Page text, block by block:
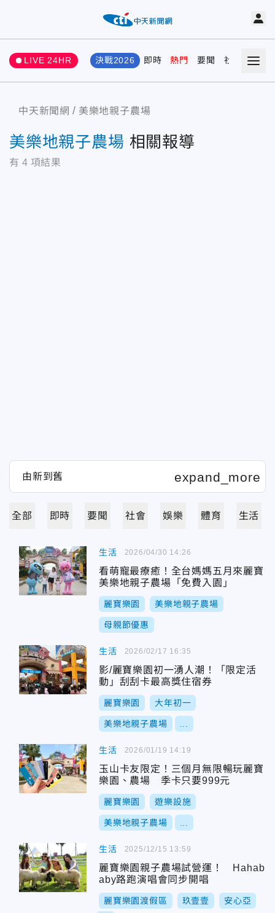
LIVE 24HR 決戰2026 即時 熱門 要聞 社會 娛樂
中天新聞網 美樂地親子農場
美樂地親子農場 相關報導
有 4 項結果
全部 即時 要聞 社會 娛樂 體育 生活
生活
看萌寵最療癒！全台媽媽五月來麗寶
美樂地親子農場「免費入園」
麗寶樂園 美樂地親子農場
母親節優惠
2026/04/30 14:26
生活
影/麗寶樂園初一湧人潮！「限定活
動」刮刮卡最高獎住宿券
麗寶樂園 大年初一
美樂地親子農場
2026/02/17 16:35
生活
玉山卡友限定！三個月無限暢玩麗寶
樂園、農場 季卡只要999元
麗寶樂園 遊樂設施
美樂地親子農場
2026/01/19 14:19
生活
麗寶樂園親子農場試營運！ Hahab
aby路跑演唱會同步開唱
麗寶樂園渡假區 玖壹壹 安心亞
2025/12/15 13:59